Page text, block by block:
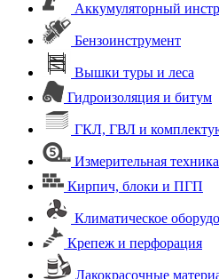
Аккумуляторный
Бензоинструмент
Вышки туры и леса
Гидроизоляция и битум
ГКЛ, ГВЛ и
Измерительная техника
Кирпич, блоки и ПГП
Климатическое
Крепеж и перфорация
Лакокрасочные